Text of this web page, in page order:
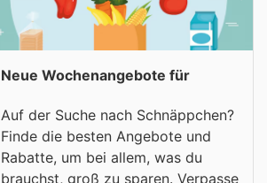
Neue Wochenangebote für
Auf der Suche nach Schnäppchen?
Finde die besten Angebote und
Rabatte, um bei allem, was du
brauchst, groß zu sparen. Verpasse